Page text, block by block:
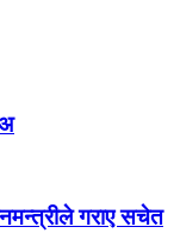
गराए सचेत